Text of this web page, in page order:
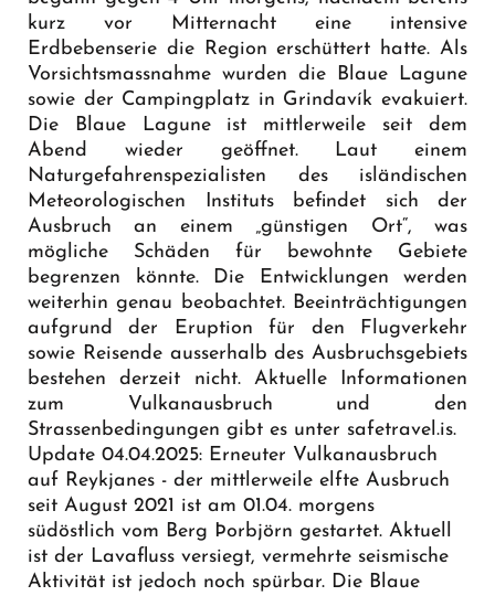
kurz vor Mitternacht eine intensive
Erdbebenserie die Region erschüttert hatte. Als
Vorsichtsmassnahme wurden die Blaue Lagune
sowie der Campingplatz in Grindavík evakuiert.
Die Blaue Lagune ist mittlerweile seit dem
Abend wieder geöffnet. Laut einem
Naturgefahrenspezialisten des isländischen
Meteorologischen Instituts befindet sich der
Ausbruch an einem „günstigen Ort“, was
mögliche Schäden für bewohnte Gebiete
begrenzen könnte. Die Entwicklungen werden
weiterhin genau beobachtet. Beeinträchtigungen
aufgrund der Eruption für den Flugverkehr
sowie Reisende ausserhalb des Ausbruchsgebiets
bestehen derzeit nicht. Aktuelle Informationen
zum Vulkanausbruch und den
Strassenbedingungen gibt es unter safetravel.is.
Update 04.04.2025: Erneuter Vulkanausbruch
auf Reykjanes - der mittlerweile elfte Ausbruch
seit August 2021 ist am 01.04. morgens
südöstlich vom Berg Þorbjörn gestartet. Aktuell
ist der Lavafluss versiegt, vermehrte seismische
Aktivität ist jedoch noch spürbar. Die Blaue